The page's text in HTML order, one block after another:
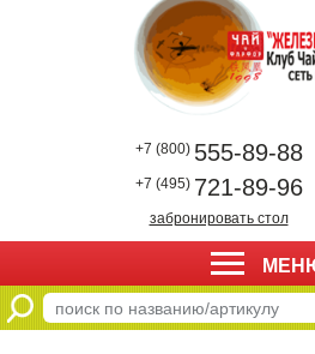
+7 (800) 555-89-88
+7 (495) 721-89-96
забронировать стол